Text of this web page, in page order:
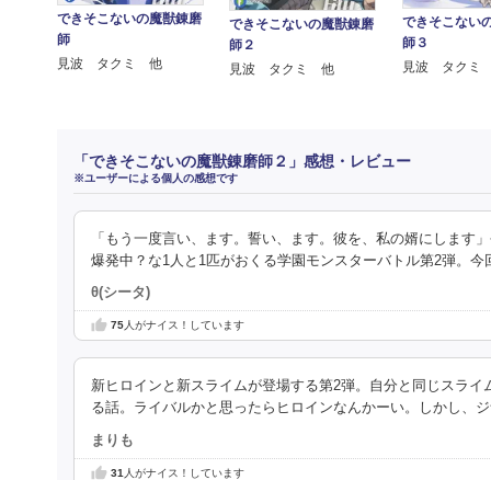
できそこないの魔獣錬磨
師
見波 タクミ 他
できそこないの魔獣錬磨
師２
見波 タクミ 他
できそこない
師３
見波 タクミ
「できそこないの魔獣錬磨師２」感想・レビュー
※ユーザーによる個人の感想です
「もう一度言い、ます。誓い、ます。彼を、私の婿にしま
爆発中？な1人と1匹がおくる学園モンスターバトル第2弾。今
θ(シータ)
75人がナイス！しています
新ヒロインと新スライムが登場する第2弾。自分と同じスラ
る話。ライバルかと思ったらヒロインなんかーい。しかし、
まりも
31 人がナイス！しています